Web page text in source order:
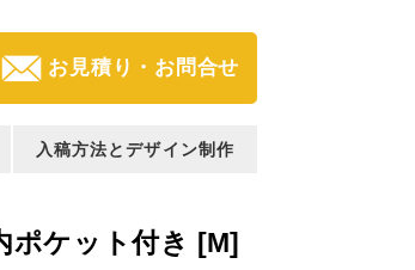
お見積り・お問合せ
入稿方法とデザイン制作
ケット付き [M]